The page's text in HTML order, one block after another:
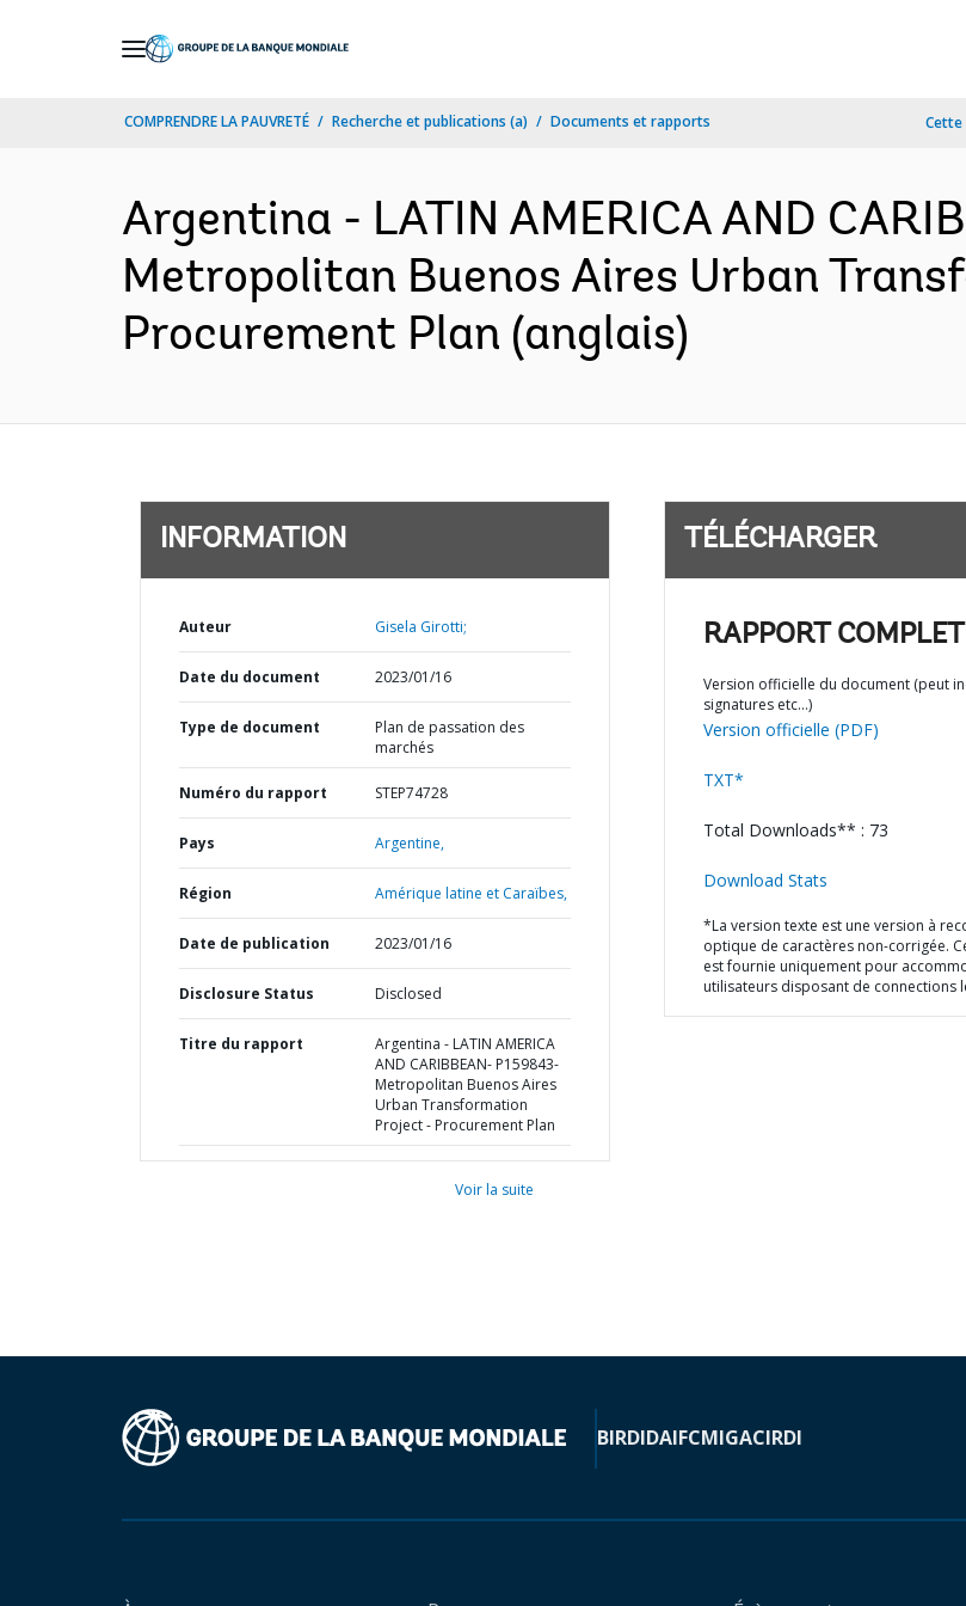
COMPRENDRE LA PAUVRETÉ Recherche et publications (a) Documents et rapports Cette
Argentina - LATIN AMERICA AND
Metropolitan Buenos Aires Urban
Procurement Plan (anglais)
INFORMATION
Auteur Gisela Girotti;
Date du document 2023/01/16
Type de document
Plan de passation des
marchés
Numéro du rapport STEP74728
Pays Argentine,
Région Amérique latine et Caraïbes,
Date de publication 2023/01/16
Disclosure Status Disclosed
Titre du rapport
Argentina - LATIN AMERICA
AND CARIBBEAN- P159843-
Metropolitan Buenos Aires
Urban Transformation
Project - Procurement Plan
Voir la suite
TÉLÉCHARGER
RAPPORT COMPLET
Version officielle du document (peut
signatures etc…)
Version officielle (PDF)
TXT*
Total Downloads** : 73
Download Stats
*La version texte est une version à
optique de caractères non-corrigée.
est fournie uniquement pour
utilisateurs disposant de connections
BIRDIDAIFCMIGACIRDI